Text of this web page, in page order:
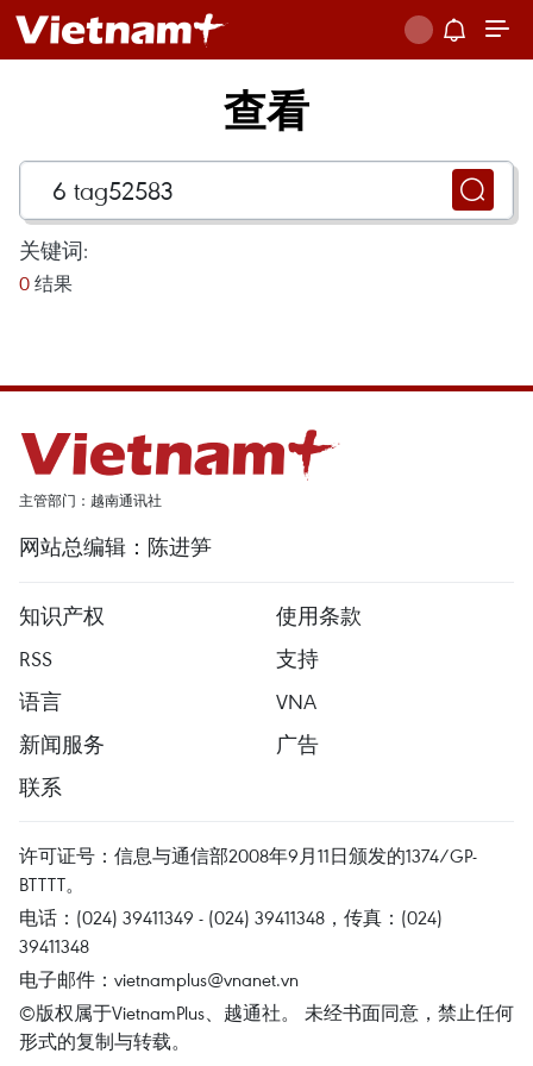
查看
关键词:
0 结果
主管部门：越南通讯社
网站总编辑：陈进笋
知识产权
使用条款
RSS
支持
语言
VNA
新闻服务
广告
联系
许可证号：信息与通信部2008年9月11日颁发的1374/GP-
BTTTT。
电话：(024) 39411349 - (024) 39411348，传真：(024)
39411348
电子邮件： vietnamplus@vnanet.vn
©版权属于VietnamPlus、越通社。 未经书面同意，禁止任何
形式的复制与转载。